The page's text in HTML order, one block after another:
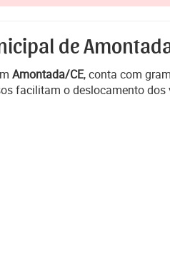
de Amontada
Amontada/CE, conta com
facilitam o deslocamento